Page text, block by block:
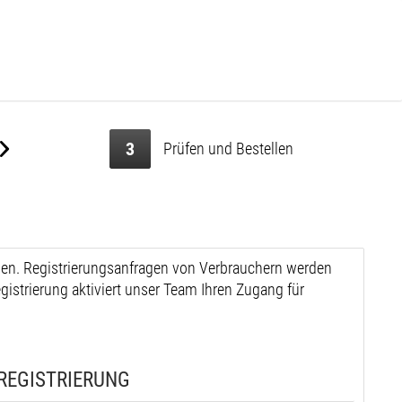
3 Prüfen und Bestellen
Registrierungsanfragen von Verbrauchern werden
aktiviert unser Team Ihren Zugang für